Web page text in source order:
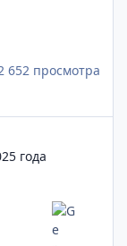
652 просмотра
года